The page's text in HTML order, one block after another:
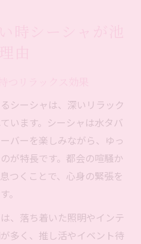
シーシャは、深いリラック
います。シーシャは水タバ
バーを楽しみながら、ゆっ
が特長です。都会の喧騒か
つくことで、心身の緊張を
。
、落ち着いた照明やインテ
多く、推し活やイベント待